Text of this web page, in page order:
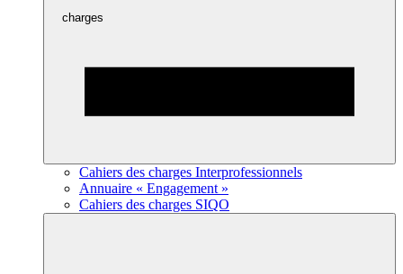
charges
Cahiers des charges Interprofessionnels
Annuaire « Engagement »
Cahiers des charges SIQO